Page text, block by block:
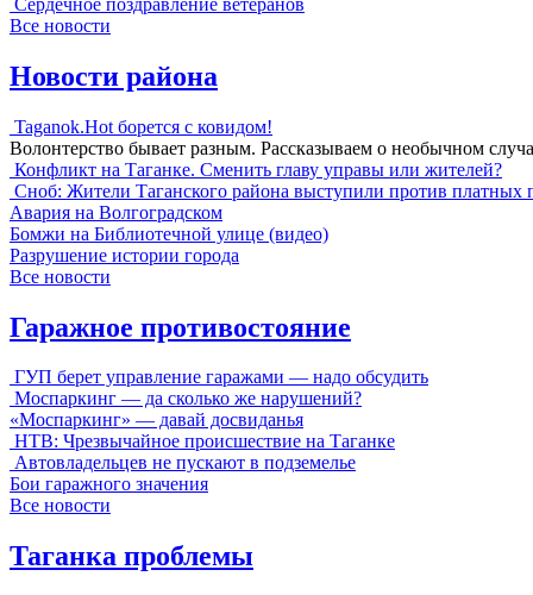
Все новости
Новости района
Taganok.Hot борется с ковидом!
Волонтерство бывает разным. Рассказываем о необычном
Конфликт на Таганке. Сменить главу управы или жителей?
Сноб: Жители Таганского района выступили против платных
Авария на Волгоградском
Бомжи на Библиотечной улице (видео)
Разрушение истории города
Все новости
Гаражное противостояние
ГУП берет управление гаражами — надо обсудить
Моспаркинг — да сколько же нарушений?
«Моспаркинг» — давай досвиданья
НТВ: Чрезвычайное происшествие на Таганке
Автовладельцев не пускают в подземелье
Бои гаражного значения
Все новости
Таганка проблемы